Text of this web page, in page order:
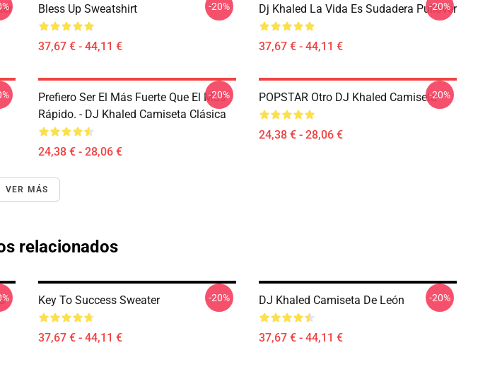
Bless Up Sweatshirt
37,67 € - 44,11 €
-20% Dj Khaled La Vida Es Sudadera Pullover
37,67 € - 44,11 €
-20%
Prefiero Ser El Más Fuerte Que El Más
Rápido. - DJ Khaled Camiseta Clásica
24,38 € - 28,06 €
-20% POPSTAR Otro DJ Khaled Camiseta
24,38 € - 28,06 €
-20%
VER MÁS
relacionados
Key To Success Sweater
37,67 € - 44,11 €
-20% DJ Khaled Camiseta De León
37,67 € - 44,11 €
-20%